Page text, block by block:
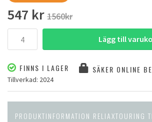
547 kr 1560kr
Lägg till
FINNS I LAGER SÄKER ONLINE
Tillverkad: 2024
PRODUKTINFORMATION RELIAXTOURING